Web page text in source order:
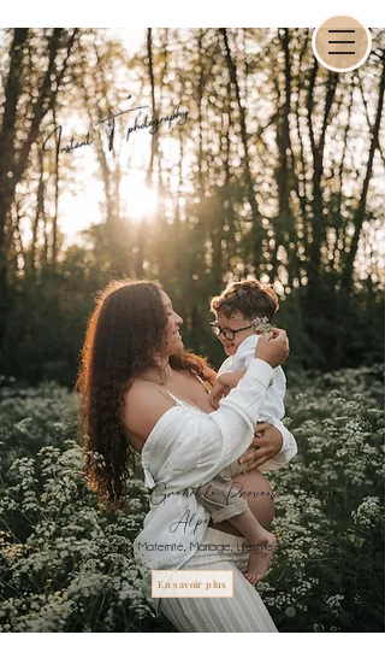
Photographe à Grenoble, Provence,Rhône-
Alpes
Famille, Maternité, Mariage, Lifestyle
En savoir plus